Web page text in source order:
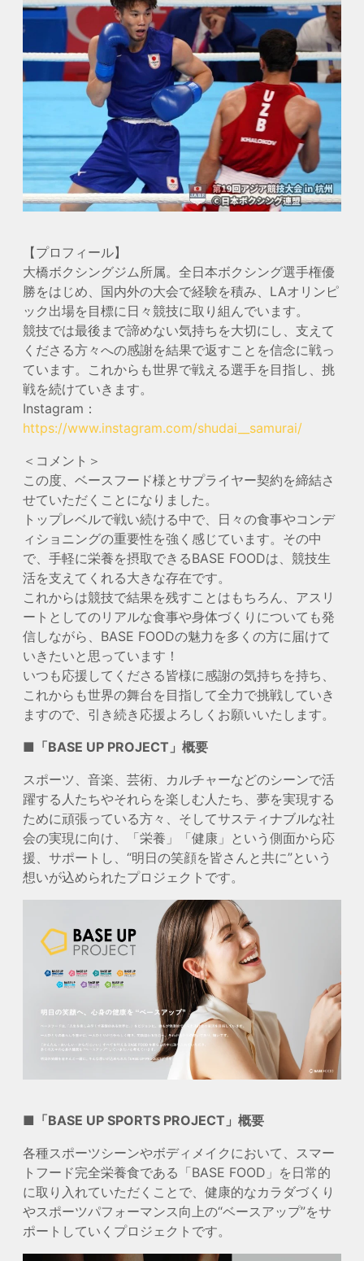
【プロフィール】
大橋ボクシングジム所属。全日本ボクシング選手権優
勝をはじめ、国内外の大会で経験を積み、LAオリンピ
ック出場を目標に日々競技に取り組んでいます。
競技では最後まで諦めない気持ちを大切にし、支えて
くださる方々への感謝を結果で返すことを信念に戦っ
ています。これからも世界で戦える選手を目指し、挑
戦を続けていきます。
Instagram：
https://www.instagram.com/shudai__samurai/
＜コメント＞
この度、ベースフード様とサプライヤー契約を締結さ
せていただくことになりました。
トップレベルで戦い続ける中で、日々の食事やコンデ
ィショニングの重要性を強く感じています。その中
で、手軽に栄養を摂取できるBASE FOODは、競技生
活を支えてくれる大きな存在です。
これからは競技で結果を残すことはもちろん、アスリ
ートとしてのリアルな食事や身体づくりについても発
信しながら、BASE FOODの魅力を多くの方に届けて
いきたいと思っています！
いつも応援してくださる皆様に感謝の気持ちを持ち、
これからも世界の舞台を目指して全力で挑戦していき
ますので、引き続き応援よろしくお願いいたします。
■「BASE UP PROJECT」概要
スポーツ、音楽、芸術、カルチャーなどのシーンで活
躍する人たちやそれらを楽しむ人たち、夢を実現する
ために頑張っている方々、そしてサスティナブルな社
会の実現に向け、「栄養」「健康」という側面から応
援、サポートし、“明日の笑顔を皆さんと共に”という
想いが込められたプロジェクトです。
■「BASE UP SPORTS PROJECT」概要
各種スポーツシーンやボディメイクにおいて、スマー
トフード完全栄養食である「BASE FOOD」を日常的
に取り入れていただくことで、健康的なカラダづくり
やスポーツパフォーマンス向上の“ベースアップ”をサ
ポートしていくプロジェクトです。